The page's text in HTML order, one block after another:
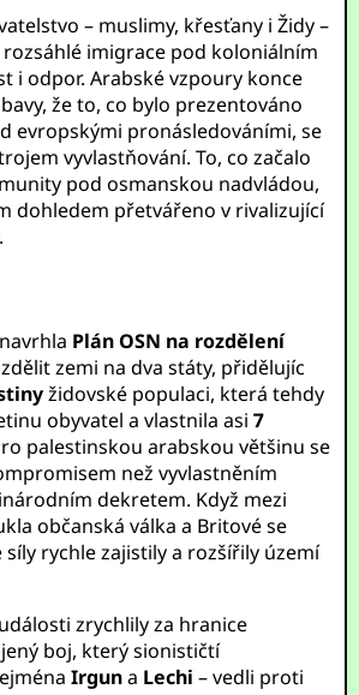
– muslimy, křesťany i Židy –
imigrace pod koloniálním
i odpor. Arabské vzpoury konce
že to, co bylo prezentováno
evropskými pronásledováními, se
vyvlastňování. To, co začalo
pod osmanskou nadvládou,
dohledem přetvářeno v rivalizující
Plán OSN na rozdělení
zemi na dva státy, přidělujíc
židovské populaci, která tehdy
obyvatel a vlastnila asi7
palestinskou arabskou většinu se
než vyvlastněním
dekretem. Když mezi
občanská válka a Britové se
rychle zajistily a rozšířily území
zrychlily za hranice
boj, který sionističtí
Irguna Lechi – vedli proti